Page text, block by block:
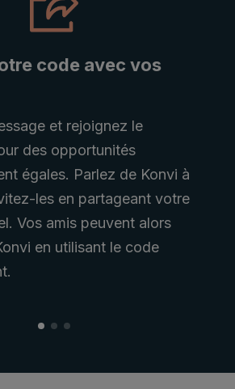
code avec vos
et rejoignez le
des opportunités
égales. Parlez de Konvi à
les en partageant votre
Vos amis peuvent alors
en utilisant le code